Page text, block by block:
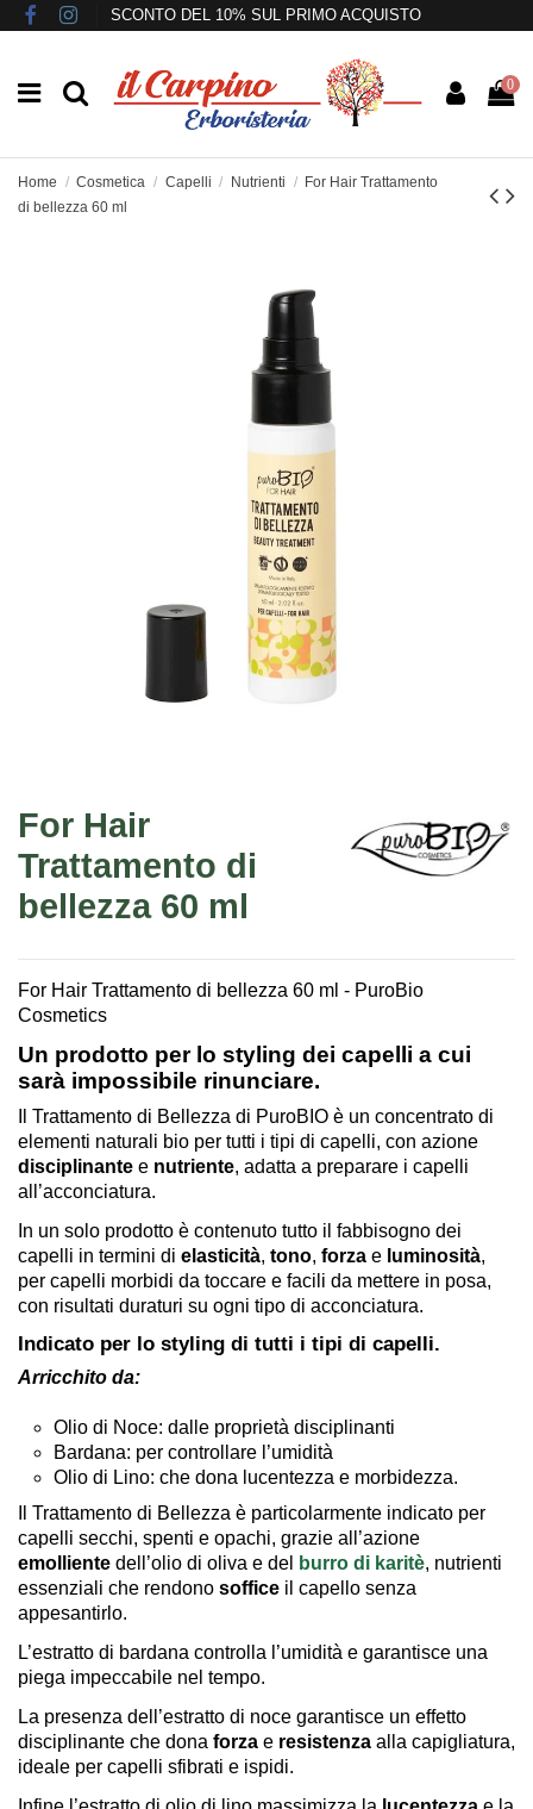
SCONTO DEL 10% SUL PRIMO ACQUISTO
0
Home Cosmetica Capelli Nutrienti
For Hair Trattamento
di bellezza 60 ml
For Hair
Trattamento di
bellezza 60 ml
For Hair Trattamento di bellezza 60 ml - PuroBio
Cosmetics
Un prodotto per lo styling dei capelli a cui
sarà impossibile rinunciare.
Il Trattamento di Bellezza di PuroBIO è un concentrato di
elementi naturali bio per tutti i tipi di capelli, con azione
disciplinante e nutriente, adatta a preparare i capelli
all’acconciatura.
In un solo prodotto è contenuto tutto il fabbisogno dei
capelli in termini di elasticità, tono, forza e luminosità,
per capelli morbidi da toccare e facili da mettere in posa,
con risultati duraturi su ogni tipo di acconciatura.
Indicato per lo styling di tutti i tipi di capelli.
Arricchito da:
Olio di Noce: dalle proprietà disciplinanti
Bardana: per controllare l’umidità
Olio di Lino: che dona lucentezza e morbidezza.
Il Trattamento di Bellezza è particolarmente indicato per
capelli secchi, spenti e opachi, grazie all’azione
emolliente dell’olio di oliva e del burro di karitè, nutrienti
essenziali che rendono soffice il capello senza
appesantirlo.
L’estratto di bardana controlla l’umidità e garantisce una
piega impeccabile nel tempo.
La presenza dell’estratto di noce garantisce un effetto
disciplinante che dona forza e resistenza alla capigliatura,
ideale per capelli sfibrati e ispidi.